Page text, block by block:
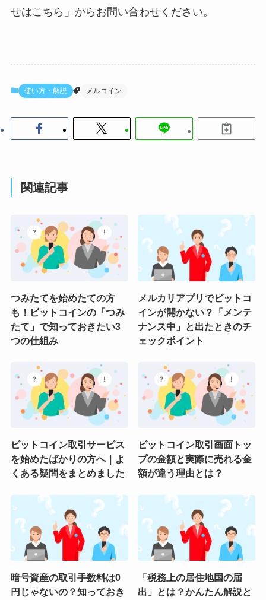
せはこちら」からお問い合わせください。
使い方・解説 メルコイン
関連記事
つみたてを始めたての方
も！ビットコインの「つみ
たて」で知っておきたい3
つの仕組み
メルカリアプリでビットコ
インが開かない？「メンテ
ナンス中」と出たときのチ
ェックポイント
ビットコイン取引サービス
を始めたばかりの方へ｜よ
くある疑問をまとめました
ビットコイン取引画面トッ
プの金額と実際に売れる金
額が違う理由とは？
暗号資産の取引手数料は0
円じゃないの？知っておき
「税務上の居住地国の届
出」とは？かんたん解説と